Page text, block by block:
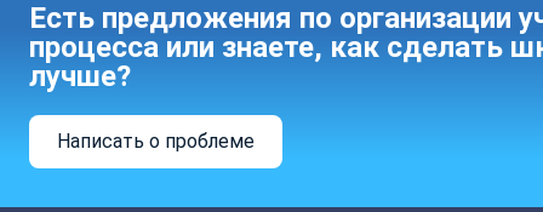
Есть предложения по организации
процесса или знаете, как сделать
лучше?
Написать о проблеме